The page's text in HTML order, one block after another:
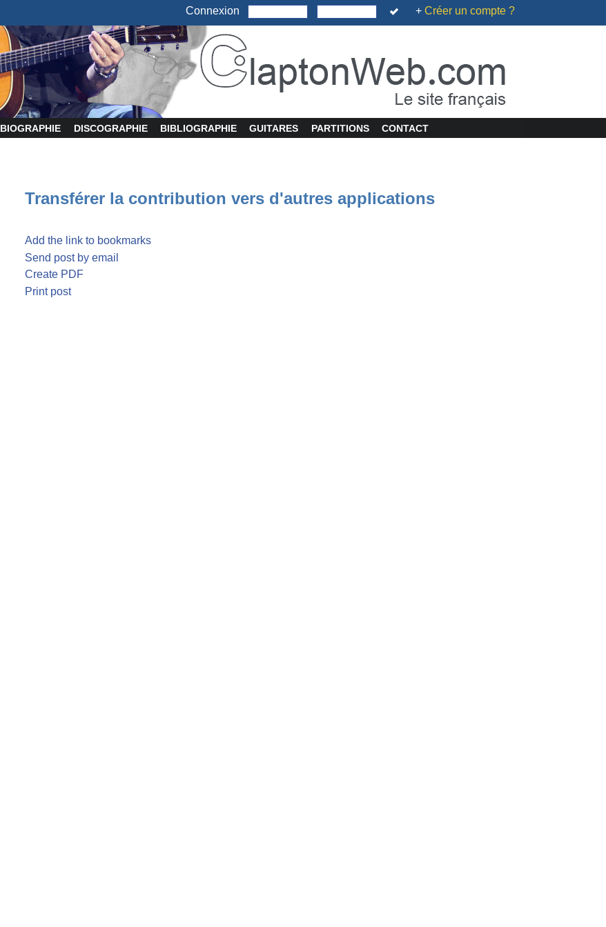
Connexion + Créer un compte ?
BIOGRAPHIE DISCOGRAPHIE BIBLIOGRAPHIE GUITARES PARTITIONS CONTACT
Transférer la contribution vers d'autres applications
Add the link to bookmarks
Send post by email
Create PDF
Print post